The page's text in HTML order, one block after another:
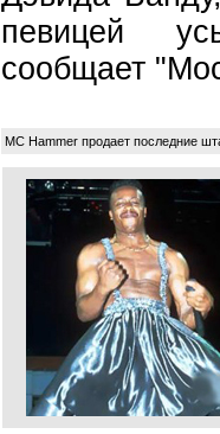
певицей
сообщает
MC Hammer продает последние